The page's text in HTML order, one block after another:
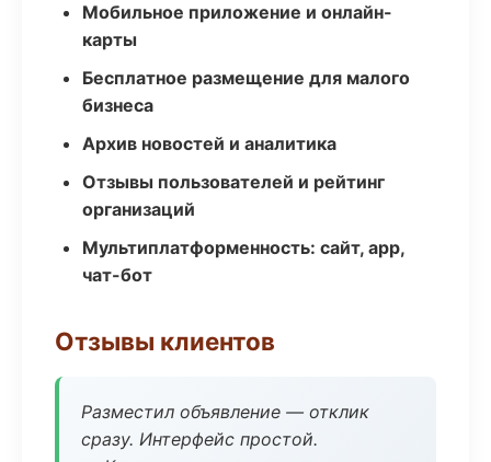
Мобильное приложение и онлайн-
карты
Бесплатное размещение для малого
бизнеса
Архив новостей и аналитика
Отзывы пользователей и рейтинг
организаций
Мультиплатформенность: сайт, app,
чат-бот
Отзывы клиентов
Разместил объявление — отклик
сразу. Интерфейс простой.